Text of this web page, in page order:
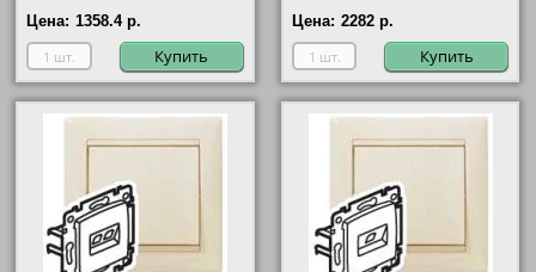
Цена: 1358.4 р.
Купить
Цена: 2282 р.
Купить